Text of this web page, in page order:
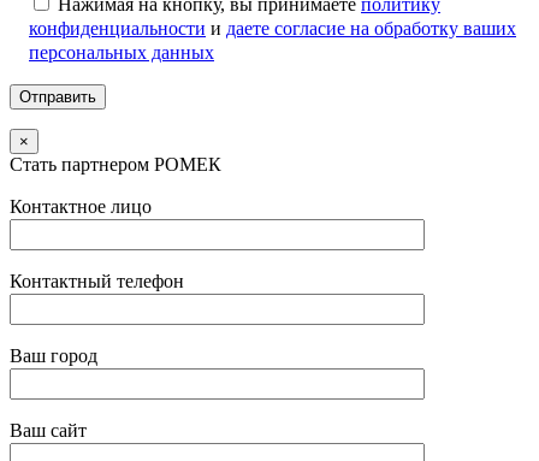
конфиденциальности и даете согласие на обработку ваших
персональных данных
×
Стать партнером РОМЕК
Контактное лицо
Контактный телефон
Ваш город
Ваш сайт